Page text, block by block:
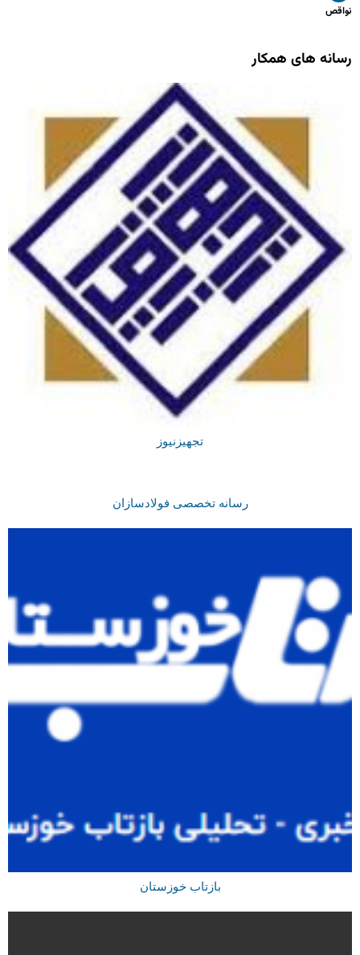
نواقص
رسانه های همکار
تجهیزنیوز
رسانه تخصصی فولادسازان
بازتاب خوزستان